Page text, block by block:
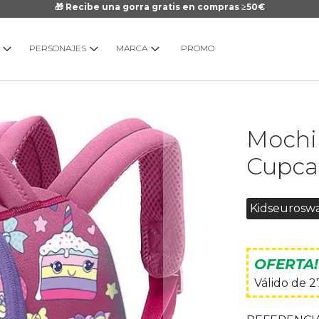
🎁 Recibe una gorra gratis en compras ≥50€
PERSONAJES MARCA PROMO
OFERTA!
Válido de
galería